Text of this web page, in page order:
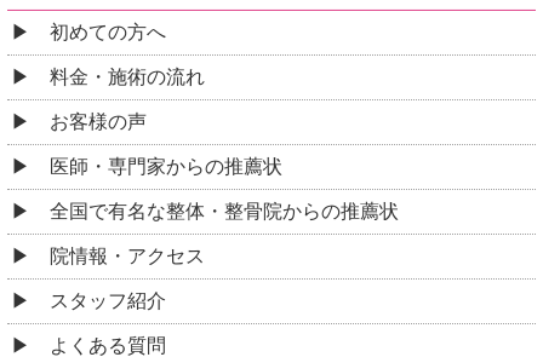
初めての方へ
料金・施術の流れ
お客様の声
医師・専門家からの推薦状
全国で有名な整体・整骨院からの推薦状
院情報・アクセス
スタッフ紹介
よくある質問